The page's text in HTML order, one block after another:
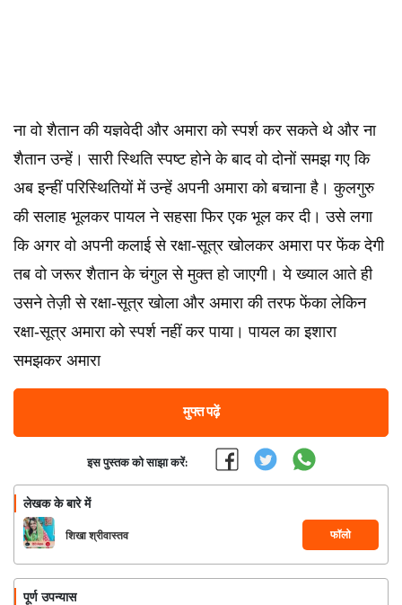
ना वो शैतान की यज्ञवेदी और अमारा को स्पर्श कर सकते थे और ना
शैतान उन्हें। सारी स्थिति स्पष्ट होने के बाद वो दोनों समझ गए कि
अब इन्हीं परिस्थितियों में उन्हें अपनी अमारा को बचाना है। कुलगुरु
की सलाह भूलकर पायल ने सहसा फिर एक भूल कर दी। उसे लगा
कि अगर वो अपनी कलाई से रक्षा-सूत्र खोलकर अमारा पर फेंक देगी
तब वो जरूर शैतान के चंगुल से मुक्त हो जाएगी। ये ख्याल आते ही
उसने तेज़ी से रक्षा-सूत्र खोला और अमारा की तरफ फेंका लेकिन
रक्षा-सूत्र अमारा को स्पर्श नहीं कर पाया। पायल का इशारा
समझकर अमारा
मुफ्त पढ़ें
इस पुस्तक को साझा करें:
लेखक के बारे में
शिखा श्रीवास्तव फॉलो
पूर्ण उपन्यास